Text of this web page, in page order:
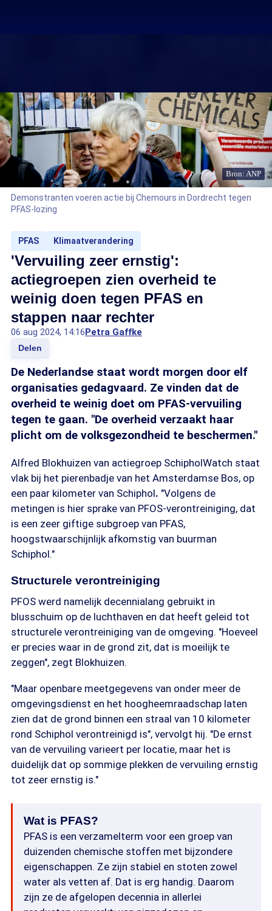
Bron: ANP
Demonstranten voeren actie bij Chemours in Dordrecht tegen
PFAS-lozing
PFAS Klimaatverandering
'Vervuiling zeer ernstig':
actiegroepen zien overheid te
weinig doen tegen PFAS en
stappen naar rechter
06 aug 2024, 14:16Petra Gaffke
Delen
De Nederlandse staat wordt morgen door elf
organisaties gedagvaard. Ze vinden dat de
overheid te weinig doet om PFAS-vervuiling
tegen te gaan. "De overheid verzaakt haar
plicht om de volksgezondheid te beschermen."
Alfred Blokhuizen van actiegroep SchipholWatch staat
vlak bij het pierenbadje van het Amsterdamse Bos, op
een paar kilometer van Schiphol. "Volgens de
metingen is hier sprake van PFOS-verontreiniging, dat
is een zeer giftige subgroep van PFAS,
hoogstwaarschijnlijk afkomstig van buurman
Schiphol."
Structurele verontreiniging
PFOS werd namelijk decennialang gebruikt in
blusschuim op de luchthaven en dat heeft geleid tot
structurele verontreiniging van de omgeving. "Hoeveel
er precies waar in de grond zit, dat is moeilijk te
zeggen", zegt Blokhuizen.
"Maar openbare meetgegevens van onder meer de
omgevingsdienst en het hoogheemraadschap laten
zien dat de grond binnen een straal van 10 kilometer
rond Schiphol verontreinigd is", vervolgt hij. "De ernst
van de vervuiling varieert per locatie, maar het is
duidelijk dat op sommige plekken de vervuiling ernstig
tot zeer ernstig is."
Wat is PFAS?
PFAS is een verzamelterm voor een groep van
duizenden chemische stoffen met bijzondere
eigenschappen. Ze zijn stabiel en stoten zowel
water als vetten af. Dat is erg handig. Daarom
zijn ze de afgelopen decennia in allerlei